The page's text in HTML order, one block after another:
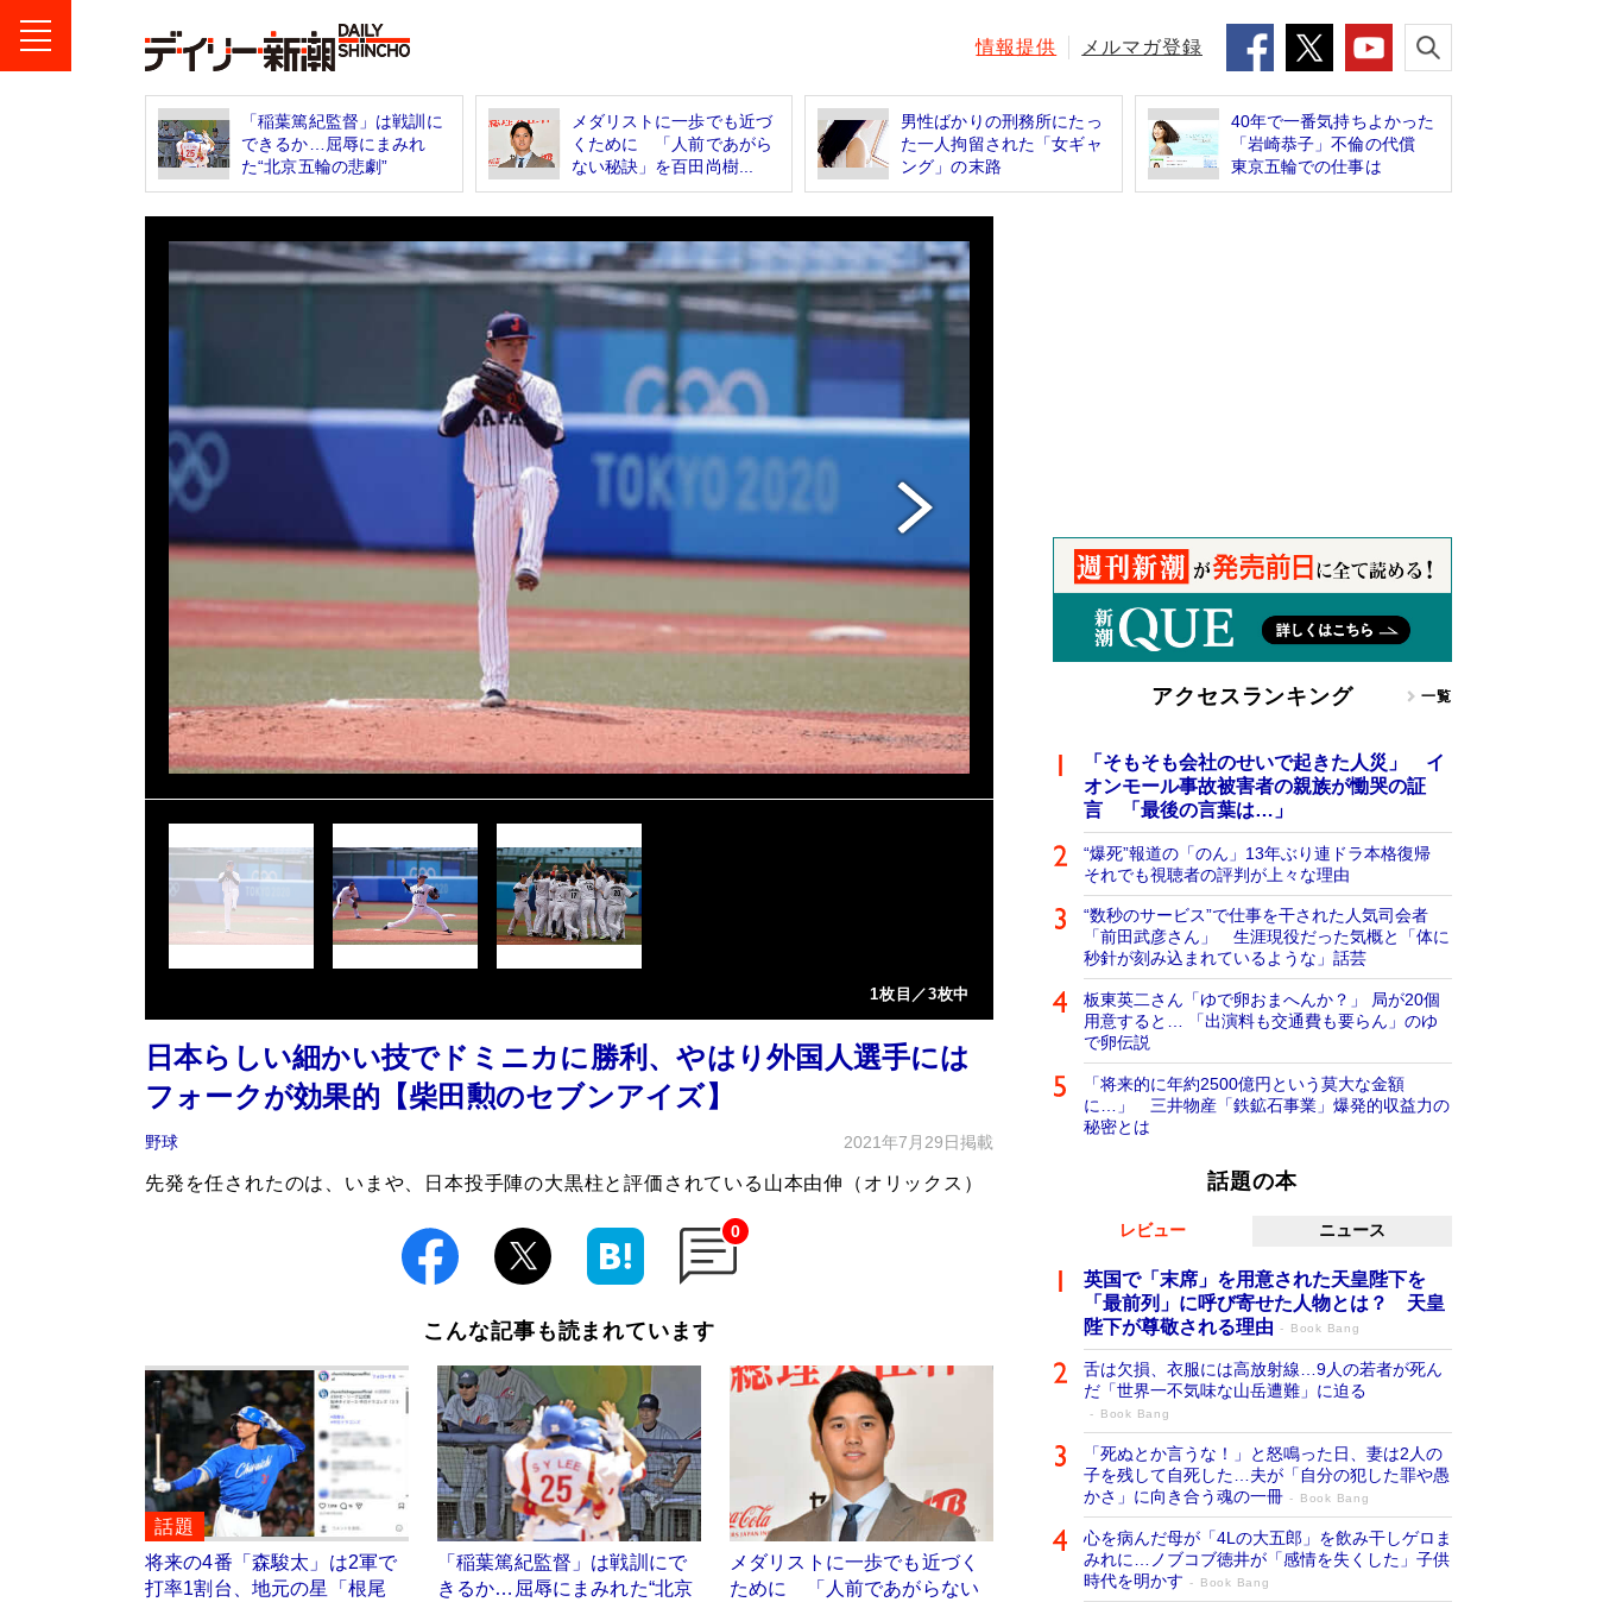
情報提供 メルマガ登録
「稲葉篤紀監督」は戦訓に
できるか…屈辱にまみれ
た“北京五輪の悲劇”
メダリストに一歩でも近づ
くために 「人前であがら
ない秘訣」を百田尚樹...
男性ばかりの刑務所にたっ
た一人拘留された「女ギャ
ング」の末路
40年で一番気持ちよかった
「岩崎恭子」不倫の代償
東京五輪での仕事は
1枚目／3枚中
日本らしい細かい技でドミニカに勝利、やはり外国人選手には
フォークが効果的【柴田勲のセブンアイズ】
野球 2021年7月29日掲載
先発を任されたのは、いまや、日本投手陣の大黒柱と評価されている山本由伸（オリックス）
0
こんな記事も読まれています
話題
将来の4番「森駿太」は2軍で
打率1割台、地元の星「根尾
「稲葉篤紀監督」は戦訓にで
きるか…屈辱にまみれた“北京
メダリストに一歩でも近づく
ために 「人前であがらない
アクセスランキング 一覧
「そもそも会社のせいで起きた人災」 イ
オンモール事故被害者の親族が慟哭の証
言 「最後の言葉は…」
“爆死”報道の「のん」13年ぶり連ドラ本格復帰
それでも視聴者の評判が上々な理由
“数秒のサービス”で仕事を干された人気司会者
「前田武彦さん」 生涯現役だった気概と「体に
秒針が刻み込まれているような」話芸
板東英二さん「ゆで卵おまへんか？」 局が20個
用意すると… 「出演料も交通費も要らん」のゆ
で卵伝説
「将来的に年約2500億円という莫大な金額
に…」 三井物産「鉄鉱石事業」爆発的収益力の
秘密とは
話題の本
レビュー ニュース
英国で「末席」を用意された天皇陛下を
「最前列」に呼び寄せた人物とは？ 天皇
陛下が尊敬される理由
Book Bang
舌は欠損、衣服には高放射線…9人の若者が死ん
だ「世界一不気味な山岳遭難」に迫る
Book Bang
「死ぬとか言うな！」と怒鳴った日、妻は2人の
子を残して自死した…夫が「自分の犯した罪や愚
かさ」に向き合う魂の一冊
Book Bang
心を病んだ母が「4Lの大五郎」を飲み干しゲロま
みれに…ノブコブ徳井が「感情を失くした」子供
時代を明かす
Book Bang